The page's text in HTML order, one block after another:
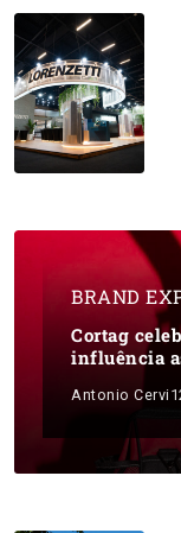
BRAND
Cortag
influência
Antonio Cervi